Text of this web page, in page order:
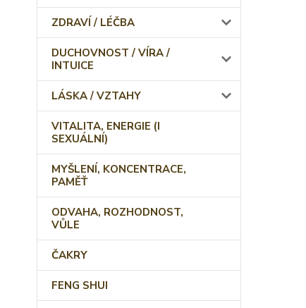
ZDRAVÍ / LÉČBA
DUCHOVNOST / VÍRA /
INTUICE
LÁSKA / VZTAHY
VITALITA, ENERGIE (I
SEXUÁLNÍ)
MYŠLENÍ, KONCENTRACE,
PAMĚŤ
ODVAHA, ROZHODNOST,
VŮLE
ČAKRY
FENG SHUI